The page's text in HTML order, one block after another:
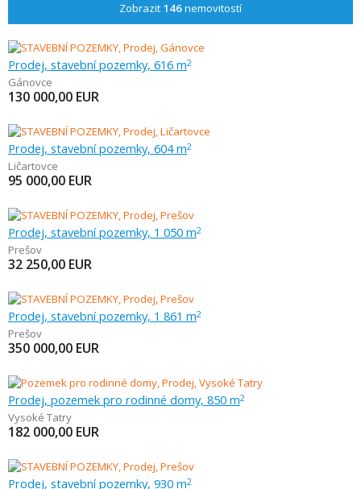
Zobrazit 146nemovitostí
Prodej, stavební pozemky, 616 m2
Gánovce
130 000,00 EUR
Prodej, stavební pozemky, 604 m2
Ličartovce
95 000,00 EUR
Prodej, stavební pozemky, 1 050 m2
Prešov
32 250,00 EUR
Prodej, stavební pozemky, 1 861 m2
Prešov
350 000,00 EUR
Prodej, pozemek pro rodinné domy, 850 m2
Vysoké Tatry
182 000,00 EUR
Prodej, stavební pozemky, 930 m2